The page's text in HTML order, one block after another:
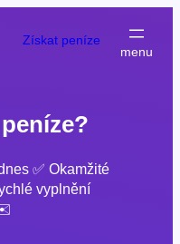
Získat peníze
✅ Okamžité
vyplnění